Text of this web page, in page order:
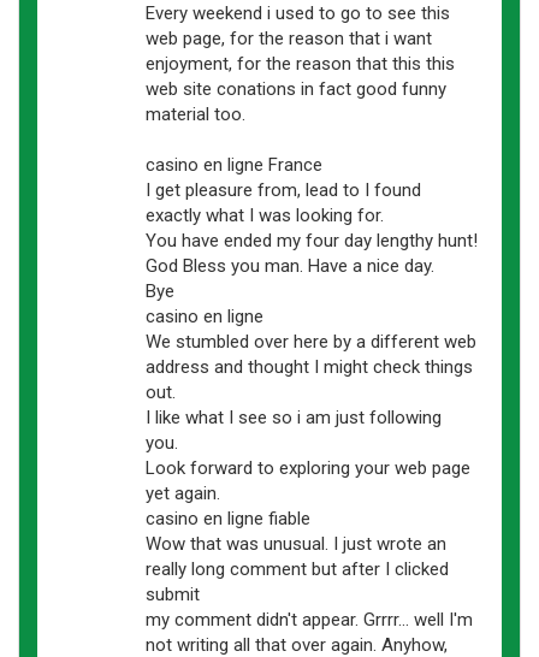
Every weekend i used to go to see this
web page, for the reason that i want
enjoyment, for the reason that this this
web site conations in fact good funny
material too.
casino en ligne France
I get pleasure from, lead to I found
exactly what I was looking for.
You have ended my four day lengthy hunt!
God Bless you man. Have a nice day.
Bye
casino en ligne
We stumbled over here by a different web
address and thought I might check things
out.
I like what I see so i am just following
you.
Look forward to exploring your web page
yet again.
casino en ligne fiable
Wow that was unusual. I just wrote an
really long comment but after I clicked
submit
my comment didn't appear. Grrrr... well I'm
not writing all that over again. Anyhow,